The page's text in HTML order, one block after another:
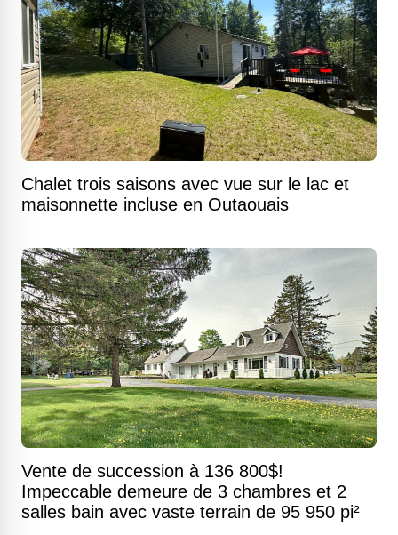
Chalet trois saisons avec vue sur le lac et
maisonnette incluse en Outaouais
Vente de succession à 136 800$!
Impeccable demeure de 3 chambres et 2
salles bain avec vaste terrain de 95 950 pi²